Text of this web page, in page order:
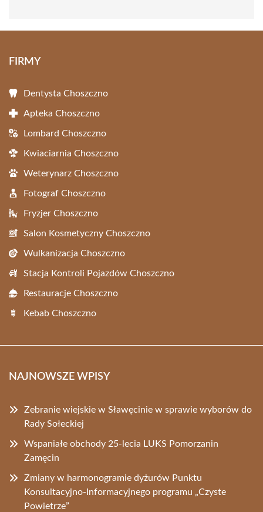
FIRMY
Dentysta Choszczno
Apteka Choszczno
Lombard Choszczno
Kwiaciarnia Choszczno
Weterynarz Choszczno
Fotograf Choszczno
Fryzjer Choszczno
Salon Kosmetyczny Choszczno
Wulkanizacja Choszczno
Stacja Kontroli Pojazdów Choszczno
Restauracje Choszczno
Kebab Choszczno
NAJNOWSZE WPISY
Zebranie wiejskie w Sławęcinie w sprawie wyborów do
Rady Sołeckiej
Wspaniałe obchody 25-lecia LUKS Pomorzanin
Zamęcin
Zmiany w harmonogramie dyżurów Punktu
Konsultacyjno-Informacyjnego programu „Czyste
Powietrze”